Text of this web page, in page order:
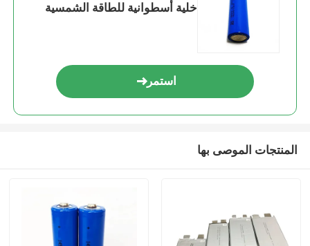
خلية أسطوانية للطاقة الشمسية
استمر
المنتجات الموصى بها